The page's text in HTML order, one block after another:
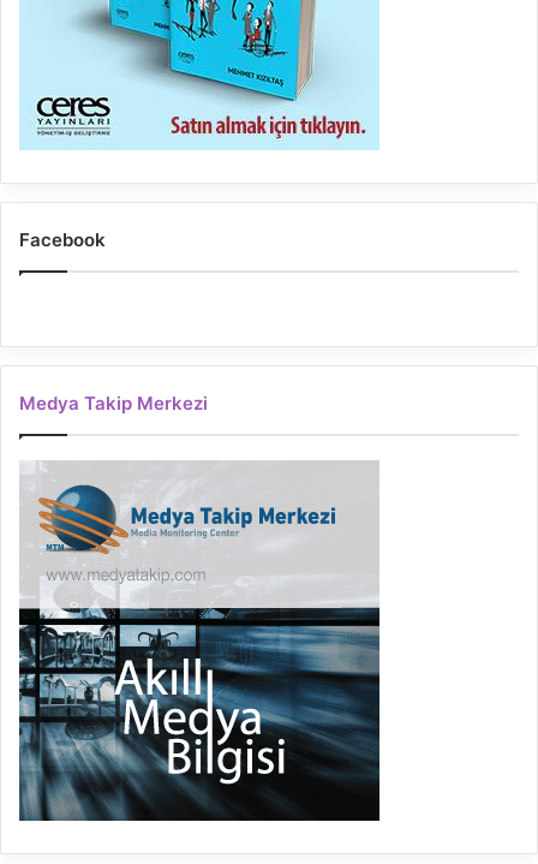
Facebook
Medya Takip Merkezi